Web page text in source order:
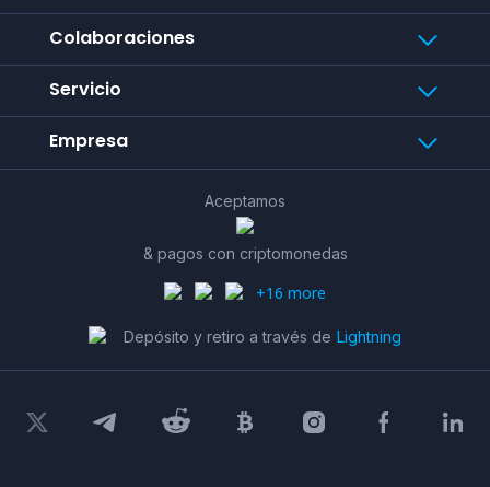
Colaboraciones
Servicio
Empresa
Aceptamos
& pagos con criptomonedas
+16 more
Depósito y retiro a través de Lightning